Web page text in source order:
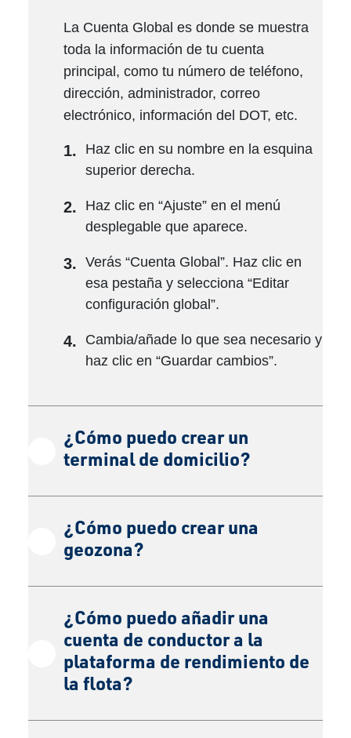
La Cuenta Global es donde se muestra
toda la información de tu cuenta
principal, como tu número de teléfono,
dirección, administrador, correo
electrónico, información del DOT, etc.
Haz clic en su nombre en la esquina
superior derecha.
Haz clic en “Ajuste” en el menú
desplegable que aparece.
Verás “Cuenta Global”. Haz clic en
esa pestaña y selecciona “Editar
configuración global”.
Cambia/añade lo que sea necesario y
haz clic en “Guardar cambios”.
¿Cómo puedo crear un
terminal de domicilio?
¿Cómo puedo crear una
geozona?
¿Cómo puedo añadir una
cuenta de conductor a la
plataforma de rendimiento de
la flota?